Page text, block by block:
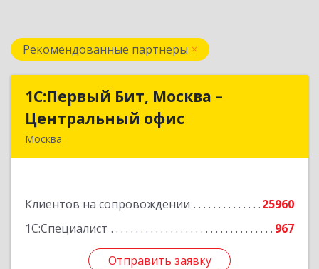
Рекомендованные партнеры
1С:Первый Бит, Москва –
Центральный офис
Москва
Клиентов на сопровождении
25960
1С:Специалист
967
Отправить заявку
1С:Первый Бит, Москва –
Центральный офис
Отправить заявку